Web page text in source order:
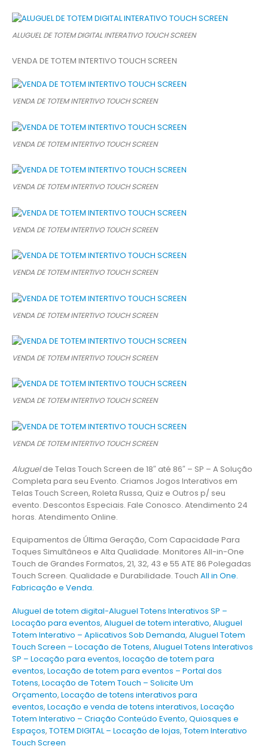
ALUGUEL DE TOTEM DIGITAL INTERATIVO TOUCH SCREEN
VENDA DE TOTEM INTERTIVO TOUCH SCREEN
VENDA DE TOTEM INTERTIVO TOUCH SCREEN
VENDA DE TOTEM INTERTIVO TOUCH SCREEN
VENDA DE TOTEM INTERTIVO TOUCH SCREEN
VENDA DE TOTEM INTERTIVO TOUCH SCREEN
VENDA DE TOTEM INTERTIVO TOUCH SCREEN
VENDA DE TOTEM INTERTIVO TOUCH SCREEN
VENDA DE TOTEM INTERTIVO TOUCH SCREEN
VENDA DE TOTEM INTERTIVO TOUCH SCREEN
VENDA DE TOTEM INTERTIVO TOUCH SCREEN
Aluguelde Telas Touch Screen de 18″ até 86″ – SP – A Solução
Completa para seu Evento. Criamos Jogos Interativos em
Telas Touch Screen, Roleta Russa, Quiz e Outros p/ seu
evento. Descontos Especiais. Fale Conosco. Atendimento 24
horas. Atendimento Online.
Equipamentos de Última Geração, Com Capacidade Para
Toques Simultâneos e Alta Qualidade. Monitores All-in-One
Touch de Grandes Formatos, 21, 32, 43 e 55 ATE 86 Polegadas
Touch Screen. Qualidade e Durabilidade. Touch All in One.
Fabricação e Venda.
Aluguel de totem digital-Aluguel Totens Interativos SP –
Locação para eventos, Aluguel de totem interativo, Aluguel
Totem Interativo – Aplicativos Sob Demanda, Aluguel Totem
Touch Screen – Locação de Totens, Aluguel Totens Interativos
SP – Locação para eventos, locação de totem para
eventos, Locação de totem para eventos – Portal dos
Totens, Locação de Totem Touch – Solicite Um
Orçamento, Locação de totens interativos para
eventos, Locação e venda de totens interativos, Locação
Totem Interativo – Criação Conteúdo Evento, Quiosques e
Espaços, TOTEM DIGITAL – Locação de lojas, Totem Interativo
Touch Screen